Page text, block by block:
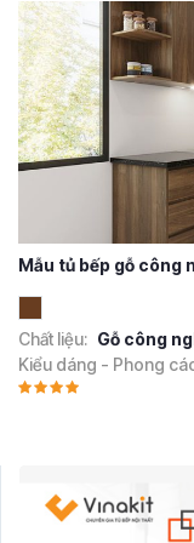
Mẫu tủ bếp gỗ công
Chất liệu: Gỗ công
Kiểu dáng - Phong